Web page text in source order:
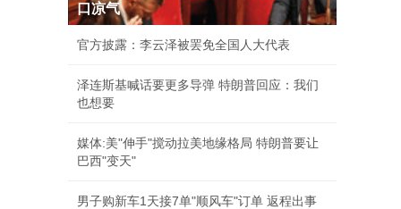
口凉气
官方披露：李云泽被罢免全国人大代表
泽连斯基喊话要更多导弹 特朗普回应：我们
也想要
媒体:美"伸手"搅动拉美地缘格局 特朗普要让
巴西"变天"
男子购新车1天接7单"顺风车"订单 返程出事